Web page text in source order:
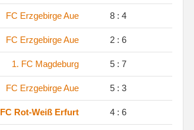
FC Erzgebirge Aue 8 : 4
FC Erzgebirge Aue 2 : 6
1. FC Magdeburg 5 : 7
FC Erzgebirge Aue 5 : 3
FC Rot-Weiß Erfurt 4 : 6